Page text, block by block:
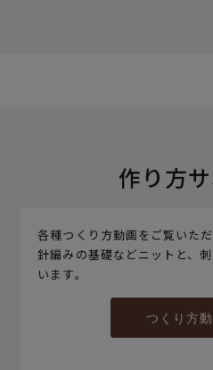
作り方
各種つくり方動画をご覧いた
針編みの基礎などニットと、
います。
つくり方